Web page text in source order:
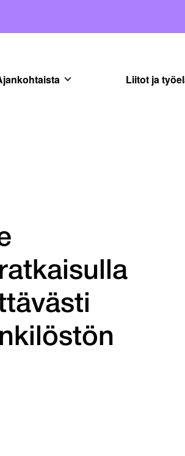
Liitot ja